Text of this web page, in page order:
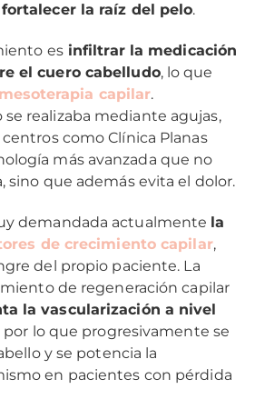
la raíz del pelo.
esinfiltrar la medicación
el cuero cabelludo, lo que
mesoterapia capilar.
realizaba mediante agujas,
como Clínica Planas
más avanzada que no
sino que además evita el dolor.
demandada actualmente la
de crecimiento capilar,
del propio paciente. La
de regeneración capilar
la vascularización a nivel
por lo que progresivamente se
y se potencia la
en pacientes con pérdida